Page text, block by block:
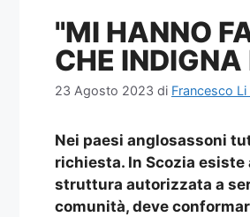
"MI HANNO
CHE INDIGNA
23 Agosto 2023 di Francesco Li
Nei paesi anglosassoni
richiesta. In Scozia
struttura autorizzata a
comunità, deve